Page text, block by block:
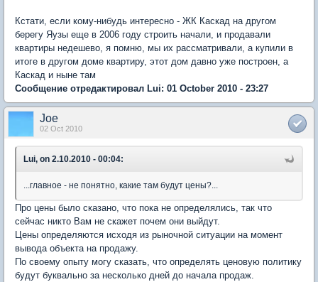
Кстати, если кому-нибудь интересно - ЖК Каскад на другом
берегу Яузы еще в 2006 году строить начали, и продавали
квартиры недешево, я помню, мы их рассматривали, а купили в
итоге в другом доме квартиру, этот дом давно уже построен, а
Каскад и ныне там
Сообщение отредактировал Lui: 01 October 2010 - 23:27
Joe
02 Oct 2010
Lui, on 2.10.2010 - 00:04:
...главное - не понятно, какие там будут цены?...
Про цены было сказано, что пока не определялись, так что
сейчас никто Вам не скажет почем они выйдут.
Цены определяются исходя из рыночной ситуации на момент
вывода объекта на продажу.
По своему опыту могу сказать, что определять ценовую политику
будут буквально за несколько дней до начала продаж.